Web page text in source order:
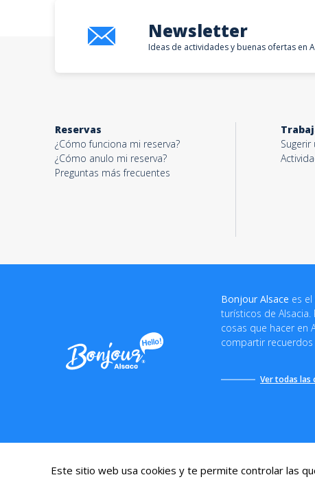
Este sitio web usa cookies y te permite controlar las
Newsletter
Ideas de actividades y buenas ofertas en
Reservas
¿Cómo funciona mi reserva?
¿Cómo anulo mi reserva?
Preguntas más frecuentes
Bonjour Alsace es
turísticos de
cosas que hacer en
compartir
Ver todas las
Condiciones generales